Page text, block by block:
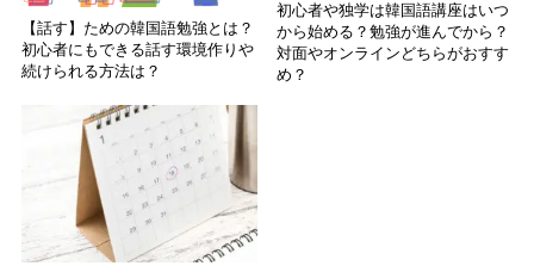
【話す】ための韓国語勉強とは？
初心者にもできる話す環境作りや
続けられる方法は？
初心者や独学は韓国語講座はいつ
から始める？勉強が進んでから？
対面やオンラインどちらがおすす
め？